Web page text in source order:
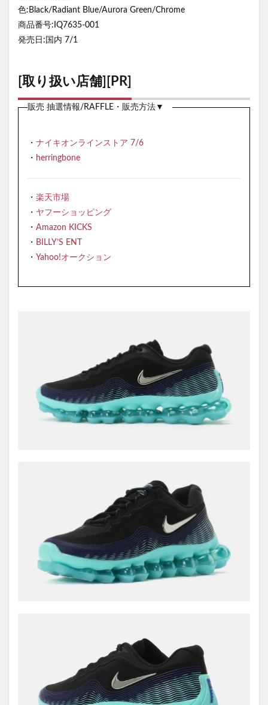
色:Black/Radiant Blue/Aurora Green/Chrome
商品番号:IQ7635-001
発売日:国内 7/1
[取り扱い店舗][PR]
販売 抽選情報/RAFFLE・販売方法▼
・ ナイキオンラインストア 7/6
・ herringbone
・ 楽天市場
・ ヤフーショッピング
・ Amazon KICKS
・ BILLY’S ENT
・ Yahoo!オークション